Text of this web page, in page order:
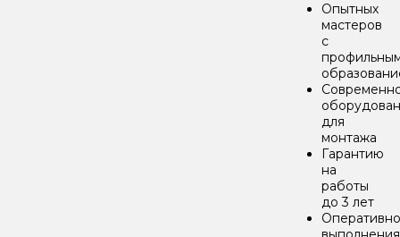
Опытных
мастеров
с
для
монтажа
Гарантию
на
работы
до 3 лет